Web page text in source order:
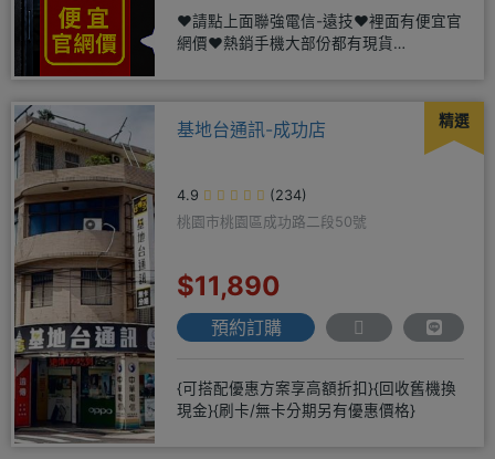
❤️請點上面聯強電信-遠技❤️裡面有便宜官
網價❤️熱銷手機大部份都有現貨
精選
基地台通訊-成功店
4.9
(234)
桃園市桃園區成功路二段50號
$11,890
預約訂購
{可搭配優惠方案享高額折扣}{回收舊機換
現金}{刷卡/無卡分期另有優惠價格}